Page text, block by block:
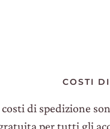
COSTI
costi di spedizione
per tutti gli